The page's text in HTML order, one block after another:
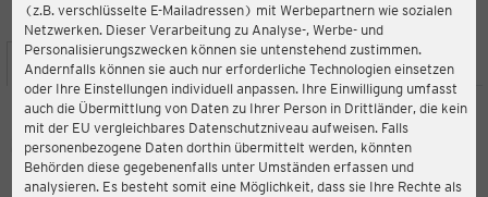
(z.B. verschlüsselte E-Mailadressen) mit Werbepartnern wie sozialen
Netzwerken. Dieser Verarbeitung zu Analyse-, Werbe- und
Personalisierungszwecken können sie untenstehend zustimmen.
Andernfalls können sie auch nur erforderliche Technologien einsetzen
oder Ihre Einstellungen individuell anpassen. Ihre Einwilligung umfasst
auch die Übermittlung von Daten zu Ihrer Person in Drittländer, die kein
mit der EU vergleichbares Datenschutzniveau aufweisen. Falls
personenbezogene Daten dorthin übermittelt werden, könnten
Behörden diese gegebenenfalls unter Umständen erfassen und
analysieren. Es besteht somit eine Möglichkeit, dass sie Ihre Rechte als
4,0
Bewertung:
STANDORT SERVICES SORTIMENT AKTIONEN
Ernsting's family
Wulferkamp 3, 49509 Recke